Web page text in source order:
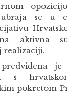
ubraja se u
aktivna
realizaciji.
je
s
pokretom